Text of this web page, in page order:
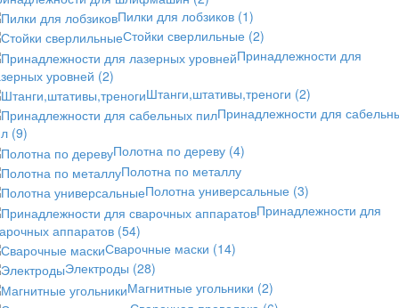
Пилки для лобзиков (1)
Стойки сверлильные (2)
Принадлежности для
уровней (2)
Штанги,штативы,треноги (2)
Принадлежности для
(9)
Полотна по дереву (4)
Полотна по металлу
Полотна универсальные (3)
Принадлежности для
аппаратов (54)
Сварочные маски (14)
Электроды (28)
Магнитные угольники (2)